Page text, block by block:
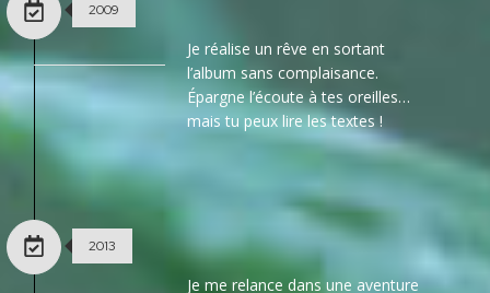
Je réalise un rêve en sortant
l’album sans complaisance.
Épargne l’écoute à tes oreilles…
mais tu peux lire les textes !
2009
Je me relance dans une aventure
2013